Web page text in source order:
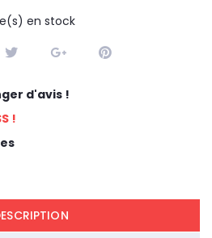
en stock
d'avis !
!